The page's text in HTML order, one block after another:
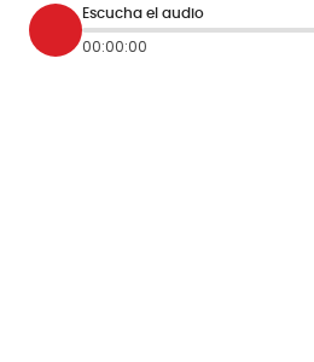
Escucha el audio
00:00:00